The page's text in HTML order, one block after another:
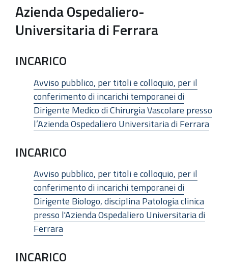
Azienda Ospedaliero-
Universitaria di Ferrara
INCARICO
Avviso pubblico, per titoli e colloquio, per il
conferimento di incarichi temporanei di
Dirigente Medico di Chirurgia Vascolare presso
l’Azienda Ospedaliero Universitaria di Ferrara
INCARICO
Avviso pubblico, per titoli e colloquio, per il
conferimento di incarichi temporanei di
Dirigente Biologo, disciplina Patologia clinica
presso l'Azienda Ospedaliero Universitaria di
Ferrara
INCARICO